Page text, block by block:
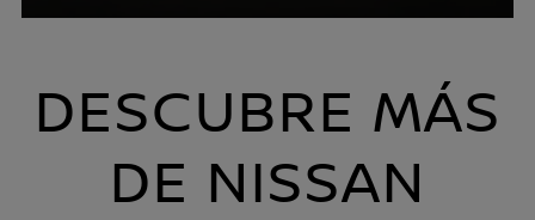
DESCUBRE MÁS
DE NISSAN